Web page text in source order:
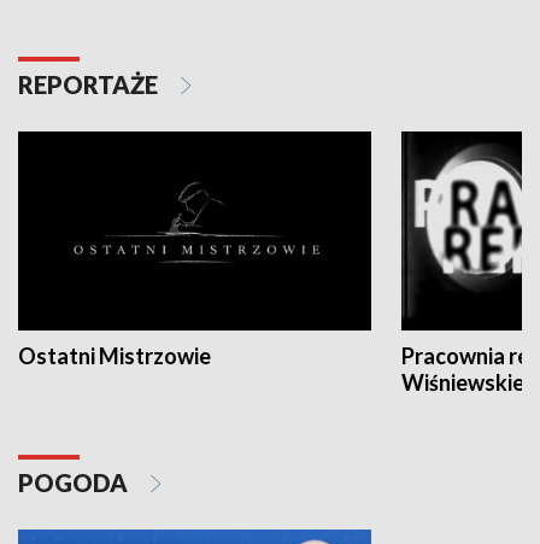
REPORTAŻE
Ostatni Mistrzowie
Pracownia
POGODA